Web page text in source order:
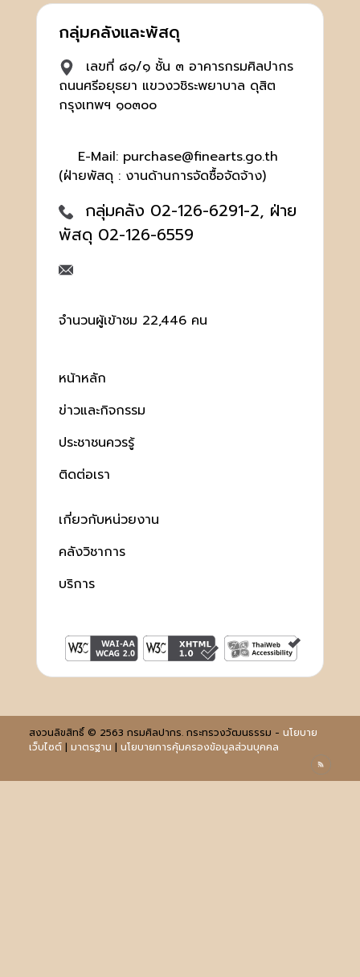
กลุ่มคลังและพัสดุ
เลขที่ ๘๑/๑ ชั้น ๓ อาคารกรมศิลปากร
ถนนศรีอยุธยา แขวงวชิระพยาบาล ดุสิต
กรุงเทพฯ ๑๐๓๐๐
E-Mail: purchase@finearts.go.th
(ฝ่ายพัสดุ : งานด้านการจัดซื้อจัดจ้าง)
กลุ่มคลัง 02-126-6291-2, ฝ่าย
พัสดุ 02-126-6559
จำนวนผู้เข้าชม 22,446 คน
หน้าหลัก
ข่าวและกิจกรรม
ประชาชนควรรู้
ติดต่อเรา
เกี่ยวกับหน่วยงาน
คลังวิชาการ
บริการ
สงวนลิขสิทธิ์ © 2563 กรมศิลปากร. กระทรวงวัฒนธรรม - นโยบาย
เว็บไซต์| มาตรฐาน | นโยบายการคุ้มครองข้อมูลส่วนบุคคล